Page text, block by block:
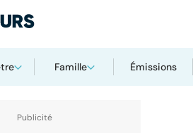
Famille Émissions